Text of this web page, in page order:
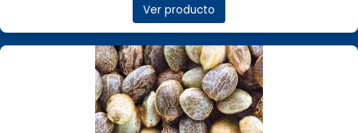
Ver producto